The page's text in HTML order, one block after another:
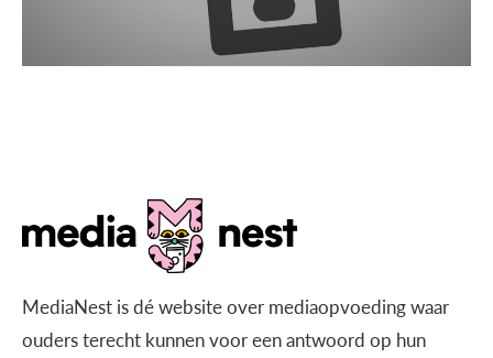
MediaNest is dé website over mediaopvoeding waar
ouders terecht kunnen voor een antwoord op hun